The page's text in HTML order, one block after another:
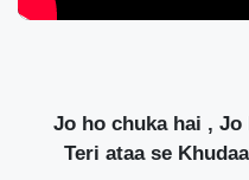
Jo ho chuka hai ,
Teri ataa se